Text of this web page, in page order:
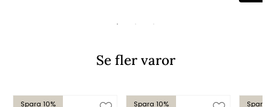
Se fler varor
Spara 10% Spara 10% Spara